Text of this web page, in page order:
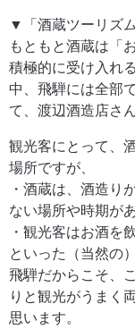
▼「酒蔵ツーリズ
もともと酒蔵は「
積極的に受け入れ
中、飛騨には全部
て、渡辺酒造店さ
観光客にとって、
場所ですが、
・酒蔵は、酒造り
ない場所や時期が
・観光客はお酒を
といった（当然の
飛騨だからこそ、
りと観光がうまく
思います。